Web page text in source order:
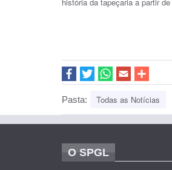
Pasta: Todas as Notícias
O SPGL